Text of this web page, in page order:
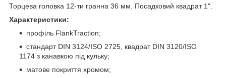
Торцева головка 12-ти гранна 36 мм. Посадковий квадрат 1".
Характеристики:
профіль FlankTraction;
стандарт DIN 3124/ISO 2725, квадрат DIN 3120/ISO
1174 з канавкою під кульку;
матове покриття хромом;